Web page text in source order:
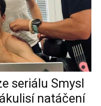
seriálu Smysl
natáčení